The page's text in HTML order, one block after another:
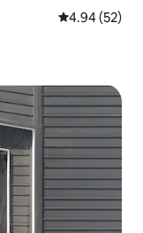
Calificación
4.94 (52)